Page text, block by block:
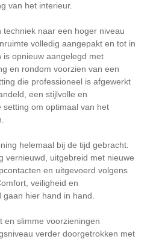
van het interieur.
techniek naar een hoger niveau
volledig aangepakt en tot in
opnieuw aangelegd met
en rondom voorzien van een
die professioneel is afgewerkt
een stijlvolle en
setting om optimaal van het
helemaal bij de tijd gebracht.
vernieuwd, uitgebreid met nieuwe
en uitgevoerd volgens
veiligheid en
hier hand in hand.
en slimme voorzieningen
verder doorgetrokken met